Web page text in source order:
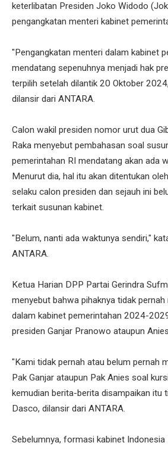
keterlibatan Presiden Joko Widodo
pengangkatan menteri kabinet
"Pengangkatan menteri dalam kabinet
mendatang sepenuhnya menjadi hak
terpilih setelah dilantik 20 Oktober
dilansir dari ANTARA.
Calon wakil presiden nomor urut dua
Raka menyebut pembahasan soal
pemerintahan RI mendatang akan ada
Menurut dia, hal itu akan ditentukan
selaku calon presiden dan sejauh ini
terkait susunan kabinet.
"Belum, nanti ada waktunya sendiri,"
ANTARA.
Ketua Harian DPP Partai Gerindra
menyebut bahwa pihaknya tidak
dalam kabinet pemerintahan 2024-
presiden Ganjar Pranowo ataupun
"Kami tidak pernah atau belum pernah
Pak Ganjar ataupun Pak Anies soal
kemudian berita-berita disampaikan itu
Dasco, dilansir dari ANTARA.
Sebelumnya, formasi kabinet Indonesia